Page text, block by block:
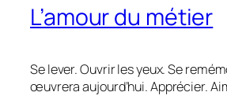
L’amour du métier
Se lever. Ouvrir les yeux. Se
œuvrera aujourd’hui. Apprécier.